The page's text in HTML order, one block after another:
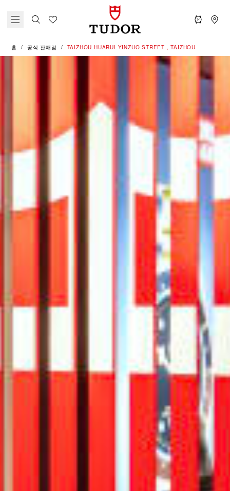
홈 공식 판매점 ‭TAIZHOU HUARUI YINZUO STREET , TAIZHOU‬